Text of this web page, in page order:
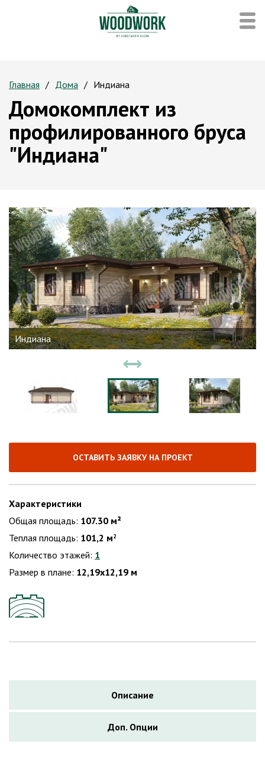
Главная Дома Индиана
Домокомплект из
профилированного бруса
"Индиана"
Индиана
ОСТАВИТЬ ЗАЯВКУ НА ПРОЕКТ
Характеристики
Общая площадь: 107.30 м²
Теплая площадь: 101,2 м2
Количество этажей: 1
Размер в плане: 12,19х12,19 м
Описание
Доп. Опции